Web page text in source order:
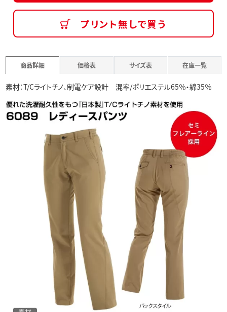
プリント無しで買う
商品詳細 価格表 サイズ表 在庫一覧
素材：T/Cライトチノ、制電ケア設計 混率/ポリエステル65％・綿35％